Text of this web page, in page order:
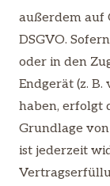
außerdem auf
DSGVO.
oder in den
Endgerät (z.
haben, erfolgt
Grundlage von
ist jederzeit